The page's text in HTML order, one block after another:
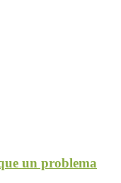
un problema